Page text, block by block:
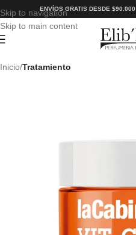
Skip to navigation
Skip to main content
ENVÍOS GRATIS DESDE $90.000
Inicio Tratamiento